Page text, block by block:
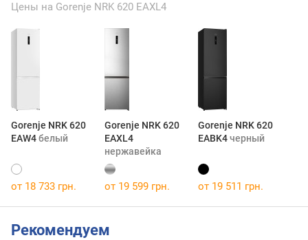
Цены на Gorenje NRK 620 EAXL4
Gorenje NRK 620
EAW4белый
Gorenje NRK 620
EAXL4
нержавейка
Gorenje NRK 620
EABK4черный
от 18 733 грн. от 19 599 грн. от 19 511 грн.
Рекомендуем